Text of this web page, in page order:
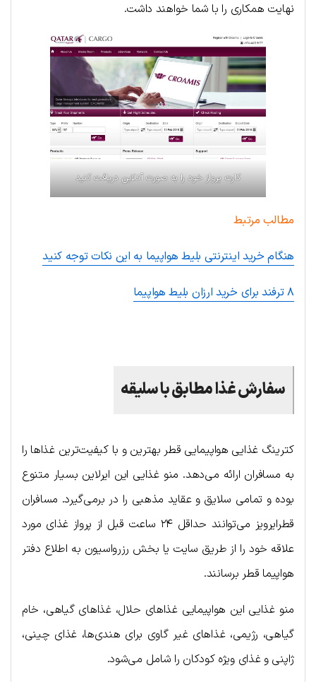
نهایت همکاری را با شما خواهند داشت.
کارت پرواز خود را به صورت آنلاین دریافت کنید
مطالب مرتبط
هنگام خرید اینترنتی بلیط هواپیما به این نکات توجه کنید
۸ ترفند برای خرید ارزان بلیط هواپیما
سفارش غذا مطابق با سلیقه
کترینگ غذایی هواپیمایی قطر بهترین و با کیفیت‌ترین غذاها را
به مسافران ارائه می‌دهد. منو غذایی این ایرلاین بسیار متنوع
بوده و تمامی سلایق و عقاید مذهبی را در برمی‌گیرد. مسافران
قطرایرویز می‌توانند حداقل ۲۴ ساعت قبل از پرواز غذای مورد
علاقه خود را از طریق سایت یا بخش رزرواسیون به اطلاع دفتر
هواپیما قطر برسانند.
منو غذایی این هواپیمایی غذاهای حلال، غذاهای گیاهی، خام
گیاهی، رژیمی، غذاهای غیر گاوی برای هندی‌ها، غذای چینی،
ژاپنی و غذای ویژه کودکان را شامل می‌شود.